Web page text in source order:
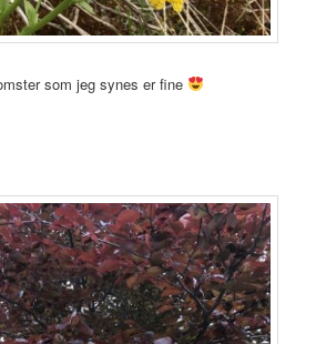
som jeg synes er fine